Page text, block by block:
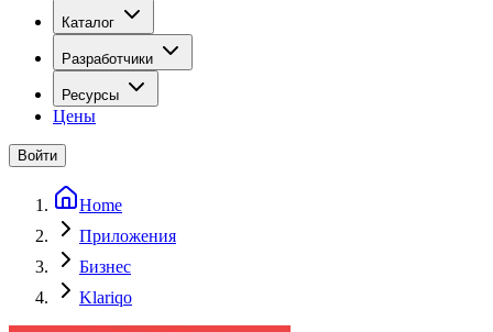
Каталог
Разработчики
Ресурсы
Цены
Войти
Home
Приложения
Бизнес
Klariqo